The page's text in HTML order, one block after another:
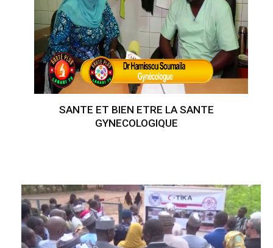
SANTE ET BIEN ETRE LA SANTE
GYNECOLOGIQUE